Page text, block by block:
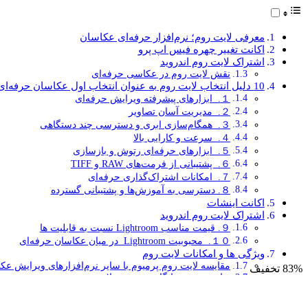
معرفی لایت‌ روم؛ نرم‌افزار حرفه‌ای عکاسان
اکانت تغییر چهره فیس اپ پرو
اشتراک لایت روم اندروید
نقش لایت‌ روم در عکاسی حرفه‌ای
10 دلیل انتخاب لایت‌ روم به عنوان انتخاب اول عکاسان حرفه‌ای
１. ابزارهای پیشرفته ویرایش حرفه‌ای
２. مدیریت آسان تصاویر
３. همگام‌سازی ابری و دسترسی چند دستگاهی
４. سرعت و کارایی بالا
５. ابزارهای حرفه‌ای رتوش و بازسازی
６. پشتیبانی از فرمت‌های RAW و TIFF
７. امکانات اشتراک‌گذاری حرفه‌ای
８. دسترسی به آموزش‌ها و پشتیبانی گسترده
اکانت اینشات
اشتراک لایت روم اندروید
９. قیمت مناسب Lightroom نسبت به قابلیت‌ ها
１０. محبوبیت Lightroom در میان عکاسان حرفه‌ای
ویژگی‌ ها و امکانات لایت‌ روم
مقایسه لایت‌ روم پرمیوم با سایر نرم‌افزارهای ویرایش
تفاوت نسخه رایگان و پرمیوم لایت‌روم
83% تخفیف